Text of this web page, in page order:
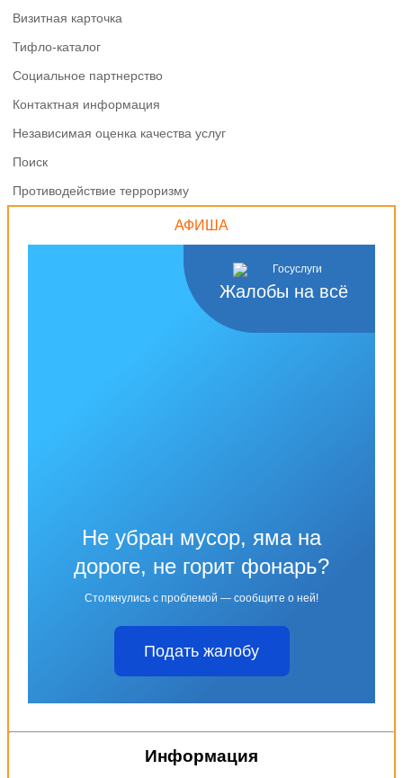
Визитная карточка
Тифло-каталог
Социальное партнерство
Контактная информация
Независимая оценка качества услуг
Поиск
Противодействие терроризму
АФИША
Жалобы на всё
Не убран мусор, яма на
дороге, не горит фонарь?
Столкнулись с проблемой — сообщите о ней!
Подать жалобу
Информация